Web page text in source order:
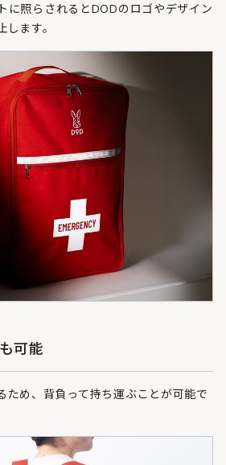
に照らされるとDODのロゴやデザイン
ます。
可能
ため、背負って持ち運ぶことが可能で